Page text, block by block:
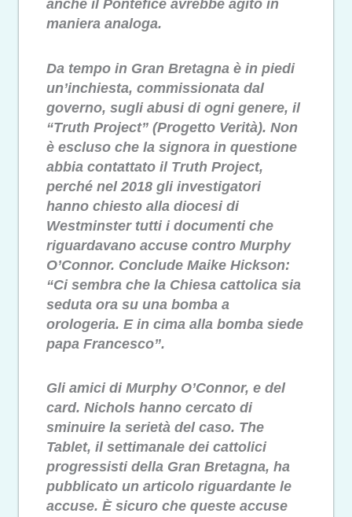
anche il Pontefice avrebbe agito in
maniera analoga.
Da tempo in Gran Bretagna è in piedi
un’inchiesta, commissionata dal
governo, sugli abusi di ogni genere, il
“Truth Project” (Progetto Verità). Non
è escluso che la signora in questione
abbia contattato il Truth Project,
perché nel 2018 gli investigatori
hanno chiesto alla diocesi di
Westminster tutti i documenti che
riguardavano accuse contro Murphy
O’Connor. Conclude Maike Hickson:
“Ci sembra che la Chiesa cattolica sia
seduta ora su una bomba a
orologeria. E in cima alla bomba siede
papa Francesco”.
Gli amici di Murphy O’Connor, e del
card. Nichols hanno cercato di
sminuire la serietà del caso. The
Tablet, il settimanale dei cattolici
progressisti della Gran Bretagna, ha
pubblicato un articolo riguardante le
accuse. È sicuro che queste accuse